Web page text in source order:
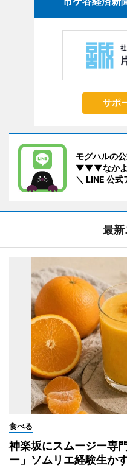
サポ
モグハルの
▼▼▼なか
＼ LINE 公式
最新
食べる
神楽坂にスムージー専
ー」ソムリエ経験生か